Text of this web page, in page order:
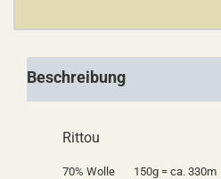
Beschreibung
Rittou
70% Wolle
150g = ca. 330m